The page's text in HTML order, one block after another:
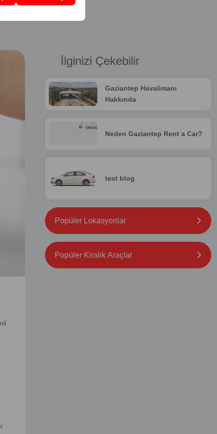
İlginizi Çekebilir
Gaziantep Havalimanı
Hakkında
Neden Gaziantep Rent a Car?
test blog
Popüler Lokasyonlar
Popüler Kiralık Araçlar